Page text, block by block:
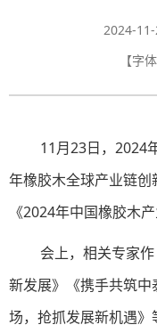
2024-
【字体
11月23日，
年橡胶木全球产业链
《2024年中国橡胶木
会上，相关专家
新发展》《携手共筑
场，抢抓发展新机遇